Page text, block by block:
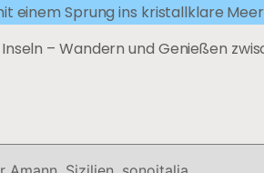
einem Sprung ins kristallklare
– Wandern und Genießen